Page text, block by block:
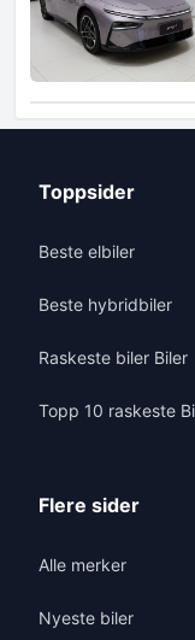
Toppsider
Beste elbiler
Beste hybridbiler
Raskeste biler Biler
Topp 10 raskeste
Flere sider
Alle merker
Nyeste biler